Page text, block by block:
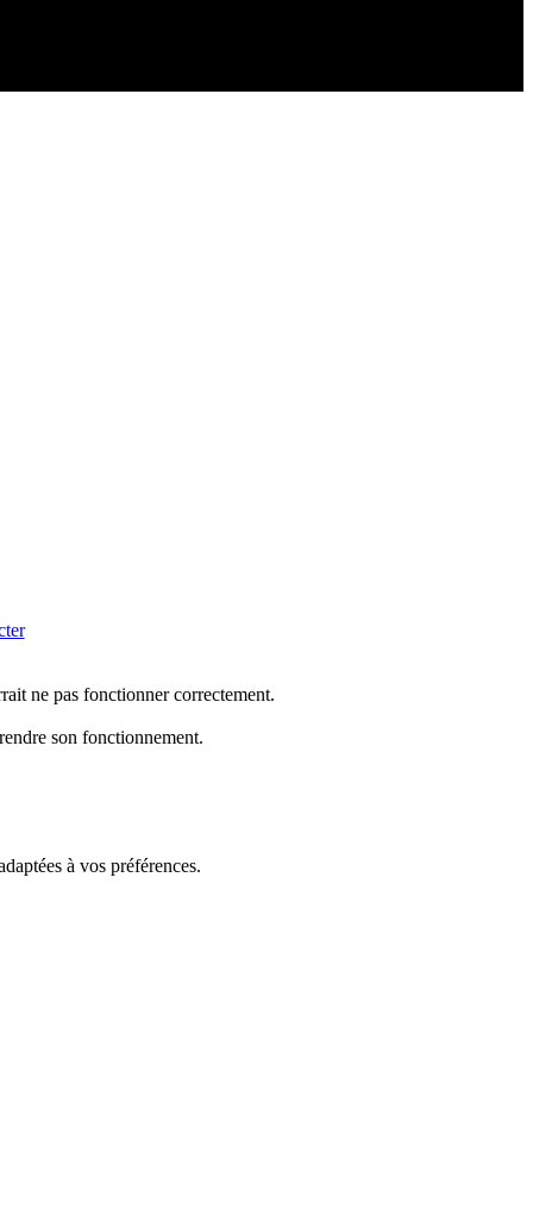
ne pas fonctionner correctement.
son fonctionnement.
à vos préférences.